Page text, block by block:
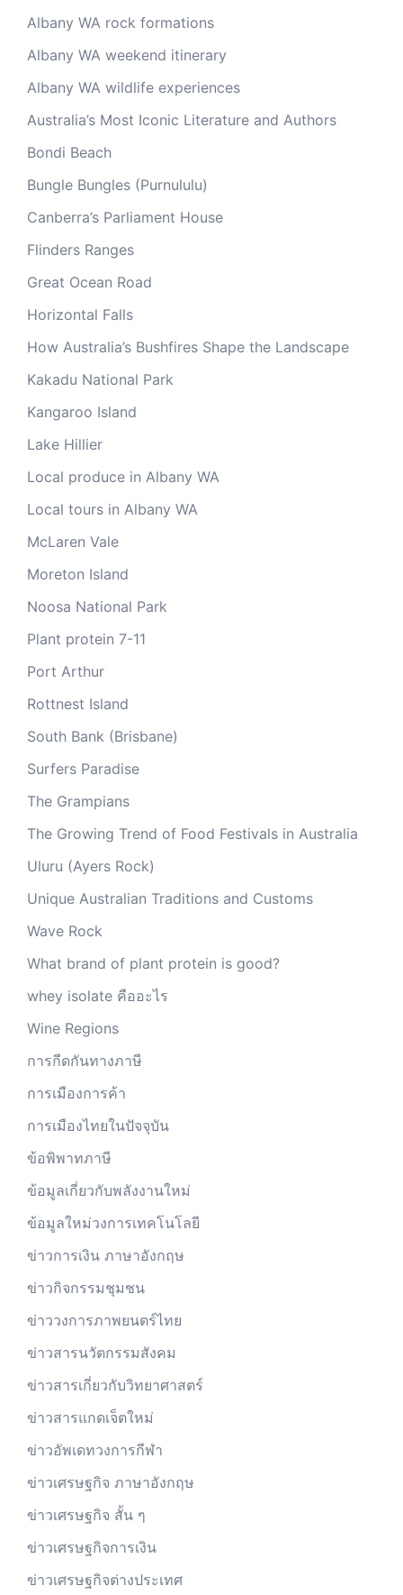
Albany WA rock formations
Albany WA weekend itinerary
Albany WA wildlife experiences
Australia’s Most Iconic Literature and Authors
Bondi Beach
Bungle Bungles (Purnululu)
Canberra’s Parliament House
Flinders Ranges
Great Ocean Road
Horizontal Falls
How Australia’s Bushfires Shape the Landscape
Kakadu National Park
Kangaroo Island
Lake Hillier
Local produce in Albany WA
Local tours in Albany WA
McLaren Vale
Moreton Island
Noosa National Park
Plant protein 7-11
Port Arthur
Rottnest Island
South Bank (Brisbane)
Surfers Paradise
The Grampians
The Growing Trend of Food Festivals in Australia
Uluru (Ayers Rock)
Unique Australian Traditions and Customs
Wave Rock
What brand of plant protein is good?
whey isolate คืออะไร
Wine Regions
การกีดกันทางภาษี
การเมืองการค้า
การเมืองไทยในปัจจุบัน
ข้อพิพาทภาษี
ข้อมูลเกี่ยวกับพลังงานใหม่
ข้อมูลใหม่วงการเทคโนโลยี
ข่าวการเงิน ภาษาอังกฤษ
ข่าวกิจกรรมชุมชน
ข่าววงการภาพยนตร์ไทย
ข่าวสารนวัตกรรมสังคม
ข่าวสารเกี่ยวกับวิทยาศาสตร์
ข่าวสารแกดเจ็ตใหม่
ข่าวอัพเดทวงการกีฬา
ข่าวเศรษฐกิจ ภาษาอังกฤษ
ข่าวเศรษฐกิจ สั้น ๆ
ข่าวเศรษฐกิจการเงิน
ข่าวเศรษฐกิจต่างประเทศ